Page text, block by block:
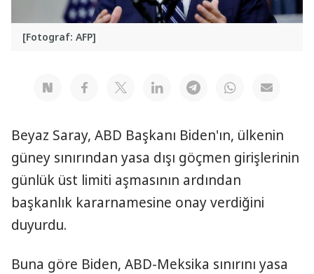
[Fotograf: AFP]
Beyaz Saray, ABD Başkanı Biden'ın, ülkenin
güney sınırından yasa dışı göçmen girişlerinin
günlük üst limiti aşmasının ardından
başkanlık kararnamesine onay verdiğini
duyurdu.
Buna göre Biden, ABD-Meksika sınırını yasa